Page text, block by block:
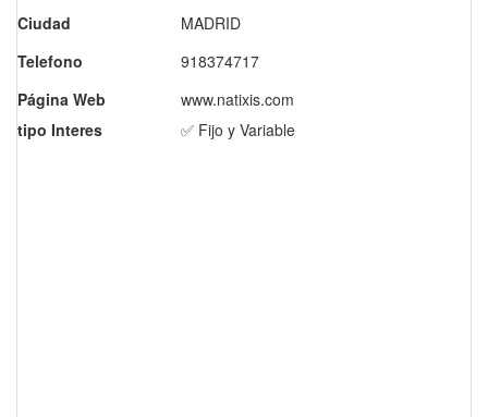
Ciudad
MADRID
Telefono
918374717
Página Web
www.natixis.com
tipo Interes
✅ Fijo y Variable